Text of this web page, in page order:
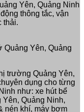
Yên, Quảng Ninh
thông tắc, vận
thải.
Quảng Yên, Quảng
trường Quảng Yên,
dụng cho từng
như: xe hút bể
Yên, Quảng Ninh,
nén khí, máy bơm